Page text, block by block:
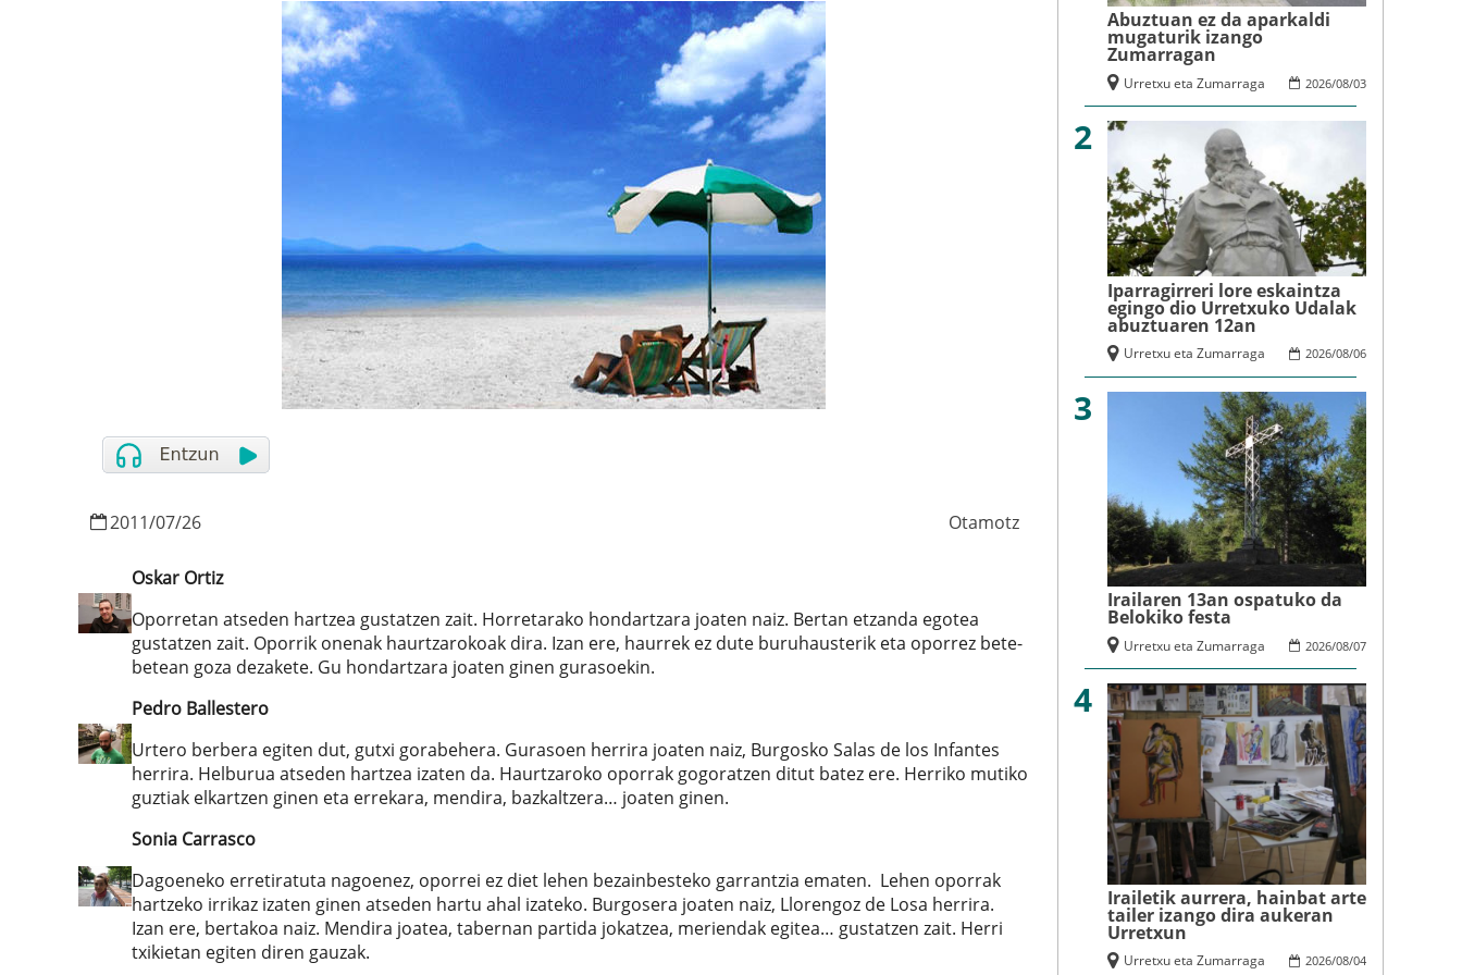
2011/07/26 Otamotz
Oskar Ortiz
Oporretan atseden hartzea gustatzen zait. Horretarako hondartzara joaten naiz. Bertan etzanda egotea
gustatzen zait. Oporrik onenak haurtzarokoak dira. Izan ere, haurrek ez dute buruhausterik eta oporrez bete-
betean goza dezakete. Gu hondartzara joaten ginen gurasoekin.
Pedro Ballestero
Urtero berbera egiten dut, gutxi gorabehera. Gurasoen herrira joaten naiz, Burgosko Salas de los Infantes
herrira. Helburua atseden hartzea izaten da. Haurtzaroko oporrak gogoratzen ditut batez ere. Herriko mutiko
guztiak elkartzen ginen eta errekara, mendira, bazkaltzera… joaten ginen.
Sonia Carrasco
Dagoeneko erretiratuta nagoenez, oporrei ez diet lehen bezainbesteko garrantzia ematen. Lehen oporrak
hartzeko irrikaz izaten ginen atseden hartu ahal izateko. Burgosera joaten naiz, Llorengoz de Losa herrira.
Izan ere, bertakoa naiz. Mendira joatea, tabernan partida jokatzea, meriendak egitea… gustatzen zait. Herri
txikietan egiten diren gauzak.
Abuztuan ez da aparkaldi
mugaturik izango
Zumarragan
2026/08/03
Urretxu eta Zumarraga
2
Iparragirreri lore eskaintza
egingo dio Urretxuko Udalak
abuztuaren 12an
2026/08/06
Urretxu eta Zumarraga
3
Irailaren 13an ospatuko da
Belokiko festa
2026/08/07
Urretxu eta Zumarraga
4
Irailetik aurrera, hainbat arte
tailer izango dira aukeran
Urretxun
2026/08/04
Urretxu eta Zumarraga